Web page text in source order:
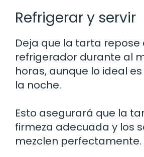
Refrigerar y servir
Deja que la tarta repose
refrigerador durante al
horas, aunque lo ideal
la noche.
Esto asegurará que la
firmeza adecuada y los
mezclen perfectamente.